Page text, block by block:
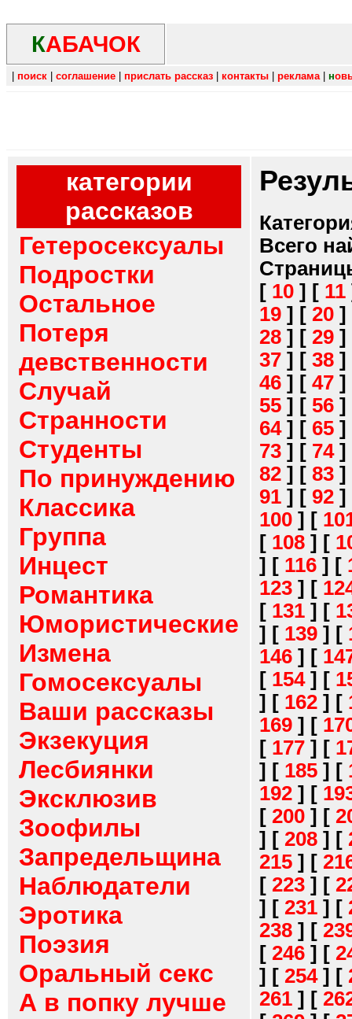
КАБАЧОК
поиск соглашение прислать рассказ контакты реклама| н
категории
рассказов
Гетеросексуалы
Подростки
Остальное
Потеря
девственности
Случай
Странности
Студенты
По принуждению
Классика
Группа
Инцест
Романтика
Юмористические
Измена
Гомосексуалы
Ваши рассказы
Экзекуция
Лесбиянки
Эксклюзив
Зоофилы
Запредельщина
Наблюдатели
Эротика
Поэзия
Оральный секс
А в попку лучше
Всего
[ 10 ] [ 11
19 ] [ 20 ]
28 ] [ 29 ]
37 ] [ 38 ]
46 ] [ 47 ]
55 ] [ 56 ]
64] [ 65 ]
73 ] [ 74]
82 ] [ 83 ]
91 ] [ 92 ]
100 ] [
[ 108 ] [
] [ 116 ] [
123 ] [
[ 131 ] [
] [ 139 ] [
146 ] [
[ 154] [
] [ 162 ] [
169 ] [
[ 177 ] [
] [ 185 ] [
192 ] [
[ 200 ] [
] [ 208 ] [
215 ] [
[ 223 ] [
] [ 231 ] [
238 ] [
[ 246 ] [
] [ 254] [
261 ] [